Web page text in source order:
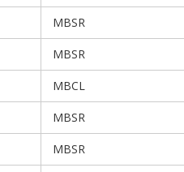
MBSR
MBSR
MBCL
MBSR
MBSR